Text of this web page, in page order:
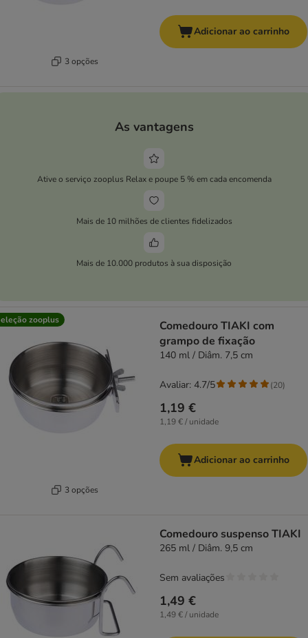
3 opções
Adicionar ao carrinho
As vantagens
Ative o serviço zooplus Relax e poupe 5 % em cada encomenda
Mais de 10 milhões de clientes fidelizados
Mais de 10.000 produtos à sua disposição
zooplus
3 opções
Comedouro TIAKI com
grampo de fixação
140 ml / Diâm. 7,5 cm
1,19 €
1,19 € / unidade
Avaliar: 4.7/5 (20)
Adicionar ao carrinho
Comedouro suspenso TIAKI
265 ml / Diâm. 9,5 cm
1,49 €
1,49 € / unidade
Sem avaliações